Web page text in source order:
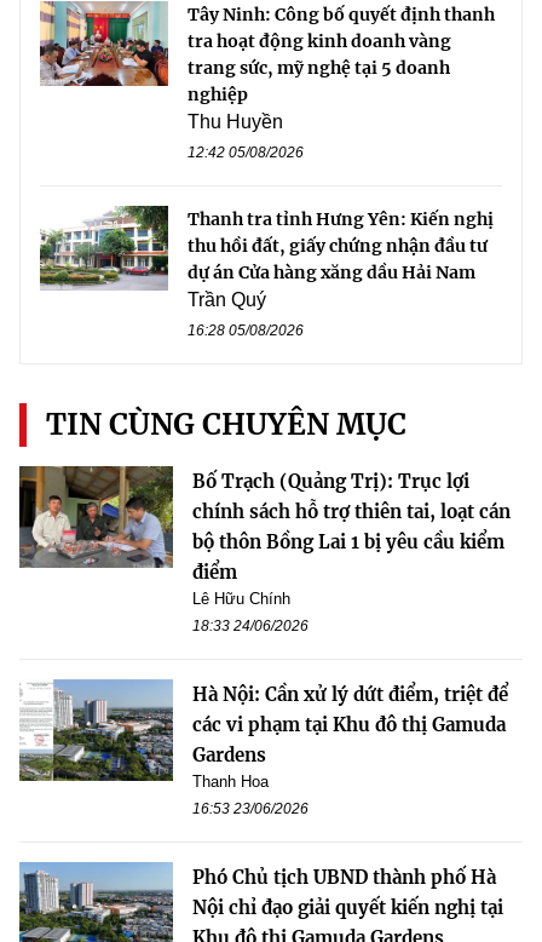
Tây Ninh: Công bố quyết định thanh
tra hoạt động kinh doanh vàng
trang sức, mỹ nghệ tại 5 doanh
nghiệp
Thu Huyền
12:42 05/08/2026
Thanh tra tỉnh Hưng Yên: Kiến nghị
thu hồi đất, giấy chứng nhận đầu tư
dự án Cửa hàng xăng dầu Hải Nam
Trần Quý
16:28 05/08/2026
TIN CÙNG CHUYÊN MỤC
Bố Trạch (Quảng Trị): Trục lợi
chính sách hỗ trợ thiên tai, loạt cán
bộ thôn Bồng Lai 1 bị yêu cầu kiểm
điểm
Lê Hữu Chính
18:33 24/06/2026
Hà Nội: Cần xử lý dứt điểm, triệt để
các vi phạm tại Khu đô thị Gamuda
Gardens
Thanh Hoa
16:53 23/06/2026
Phó Chủ tịch UBND thành phố Hà
Nội chỉ đạo giải quyết kiến nghị tại
Khu đô thị Gamuda Gardens